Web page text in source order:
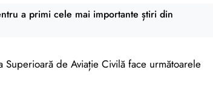
a primi cele mai importante știri din
Superioară de Aviație Civilă face următoarele